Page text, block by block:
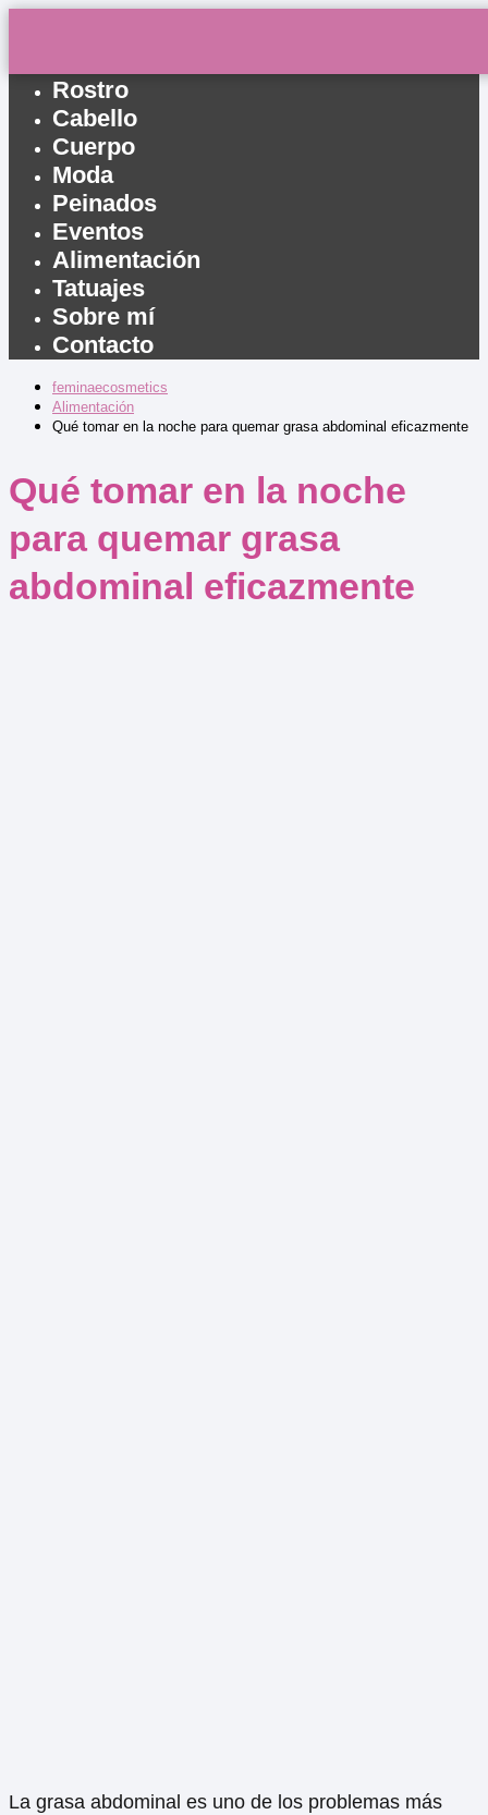
Rostro
Cabello
Cuerpo
Moda
Peinados
Eventos
Alimentación
Tatuajes
Sobre mí
Contacto
feminaecosmetics
Alimentación
Qué tomar en la noche para quemar grasa abdominal eficazmente
Qué tomar en la noche
para quemar grasa
abdominal eficazmente
La grasa abdominal es uno de los problemas más